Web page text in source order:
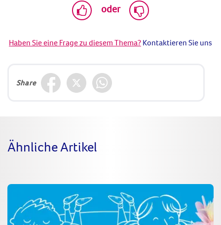
oder
Haben Sie eine Frage zu diesem Thema? Kontaktieren Sie uns
Share
Ähnliche Artikel